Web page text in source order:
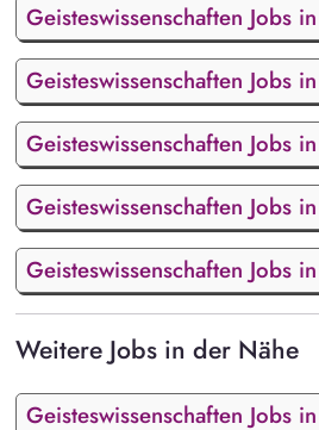
Geisteswissenschaften Jobs
Geisteswissenschaften Jobs
Geisteswissenschaften Jobs
Geisteswissenschaften Jobs
Geisteswissenschaften Jobs
Weitere Jobs in der Nähe
Geisteswissenschaften Jobs